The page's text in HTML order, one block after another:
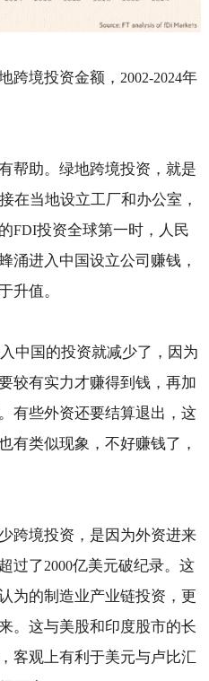
跨境投资金额， 2002-2024年
帮助。绿地跨境投资，就是
在当地设立工厂和办公室，
FDI投资全球第一时，人民
涌进入中国设立公司赚钱，
升值。
中国的投资就减少了，因为
较有实力才赚得到钱，再加
有些外资还要结算退出，这
有类似现象，不好赚钱了，
跨境投资，是因为外资进来
过了2000亿美元破纪录。这
为的制造业产业链投资，更
。这与美股和印度股市的长
客观上有利于美元与卢比汇